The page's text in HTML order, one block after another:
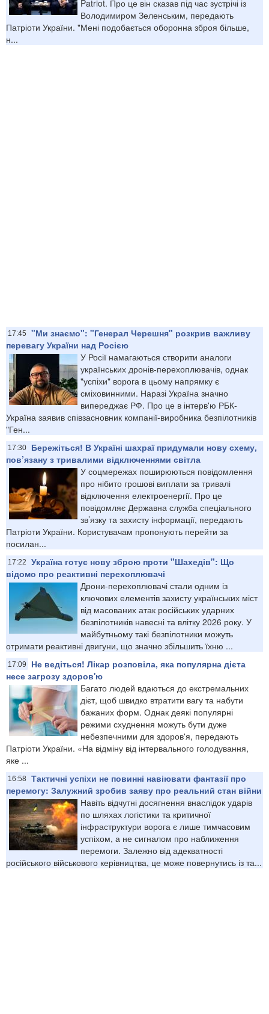
Patriot. Про це він сказав під час зустрічі із
Володимиром Зеленським, передають
Патріоти України. "Мені подобається оборонна зброя більше,
н...
17:45
"Ми знаємо": "Генерал Черешня" розкрив важливу
перевагу України над Росією
У Росії намагаються створити аналоги
українських дронів-перехоплювачів, однак
"успіхи" ворога в цьому напрямку є
сміховинними. Наразі Україна значно
випереджає РФ. Про це в інтерв'ю РБК-
Україна заявив співзасновник компанії-виробника безпілотників
"Ген...
17:30
Бережіться! В Україні шахраї придумали нову схему,
пов’язану з тривалими відключеннями світла
У соцмережах поширюються повідомлення
про нібито грошові виплати за тривалі
відключення електроенергії. Про це
повідомляє Державна служба спеціального
зв’язку та захисту інформації, передають
Патріоти України. Користувачам пропонують перейти за
посилан...
17:22
Україна готує нову зброю проти "Шахедів": Що
відомо про реактивні перехоплювачі
Дрони-перехоплювачі стали одним із
ключових елементів захисту українських міст
від масованих атак російських ударних
безпілотників навесні та влітку 2026 року. У
майбутньому такі безпілотники можуть
отримати реактивні двигуни, що значно збільшить їхню ...
17:09
Не ведіться! Лікар розповіла, яка популярна дієта
несе загрозу здоров'ю
Багато людей вдаються до екстремальних
дієт, щоб швидко втратити вагу та набути
бажаних форм. Однак деякі популярні
режими схуднення можуть бути дуже
небезпечними для здоров'я, передають
Патріоти України. «На відміну від інтервального голодування,
яке ...
16:58 Тактичні успіхи не повинні навіювати фантазії про
перемогу: Залужний зробив заяву про реальний стан війни
Навіть відчутні досягнення внаслідок ударів
по шляхах логістики та критичної
інфраструктури ворога є лише тимчасовим
успіхом, а не сигналом про наближення
перемоги. Залежно від адекватності
російського військового керівництва, це може повернутись із та...